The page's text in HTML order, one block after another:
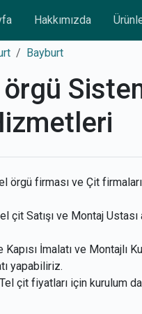
Hakkımızda
Bayburt
örgü firması ve Çit
çit Satışı ve Montaj
Kapısı İmalatı ve
yapabiliriz.
çit fiyatları için kurulum